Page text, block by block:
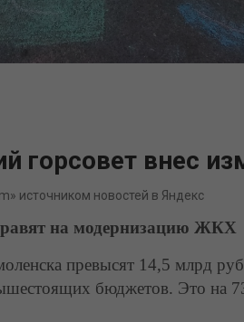
горсовет внес
источником новостей в Яндекс
на модернизацию ЖКХ
превысят 14,5 млрд
бюджетов. Это на